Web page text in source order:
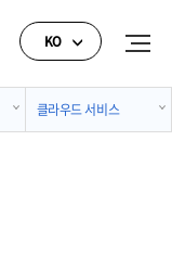
KO
클라우드 서비스